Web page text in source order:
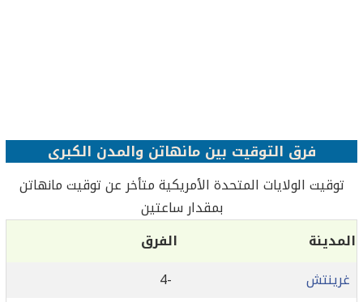
فرق التوقيت بين مانهاتن والمدن الكبرى
توقيت الولايات المتحدة الأمريكية متأخر عن توقيت مانهاتن
بمقدار ساعتين
المدينة
الفرق
غرينتش
-4